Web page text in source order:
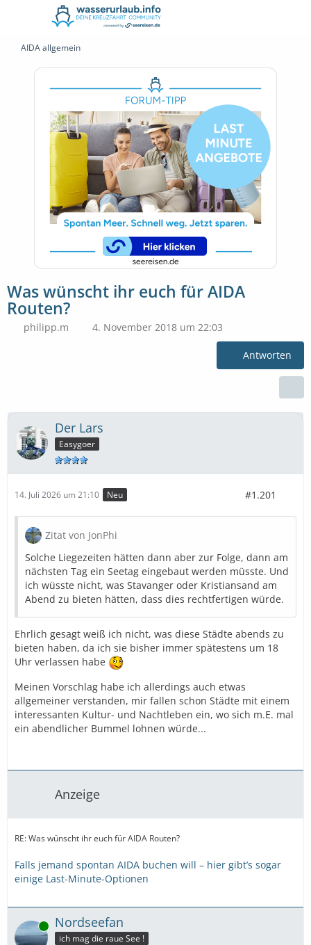
AIDA allgemein
Was wünscht ihr euch für AIDA
Routen?
philipp.m 4. November 2018 um 22:03
Antworten
Der Lars
Easygoer
14. Juli 2026 um 21:10 Neu #1.201
Zitat von JonPhi
Solche Liegezeiten hätten dann aber zur Folge, dann am
nächsten Tag ein Seetag eingebaut werden müsste. Und
ich wüsste nicht, was Stavanger oder Kristiansand am
Abend zu bieten hätten, dass dies rechtfertigen würde.
Ehrlich gesagt weiß ich nicht, was diese Städte abends zu
bieten haben, da ich sie bisher immer spätestens um 18
Uhr verlassen habe
Meinen Vorschlag habe ich allerdings auch etwas
allgemeiner verstanden, mir fallen schon Städte mit einem
interessanten Kultur- und Nachtleben ein, wo sich m.E. mal
ein abendlicher Bummel lohnen würde...
Anzeige
RE: Was wünscht ihr euch für AIDA Routen?
Falls jemand spontan AIDA buchen will – hier gibt’s sogar
einige Last-Minute-Optionen
Online Nordseefan
ich mag die raue See !